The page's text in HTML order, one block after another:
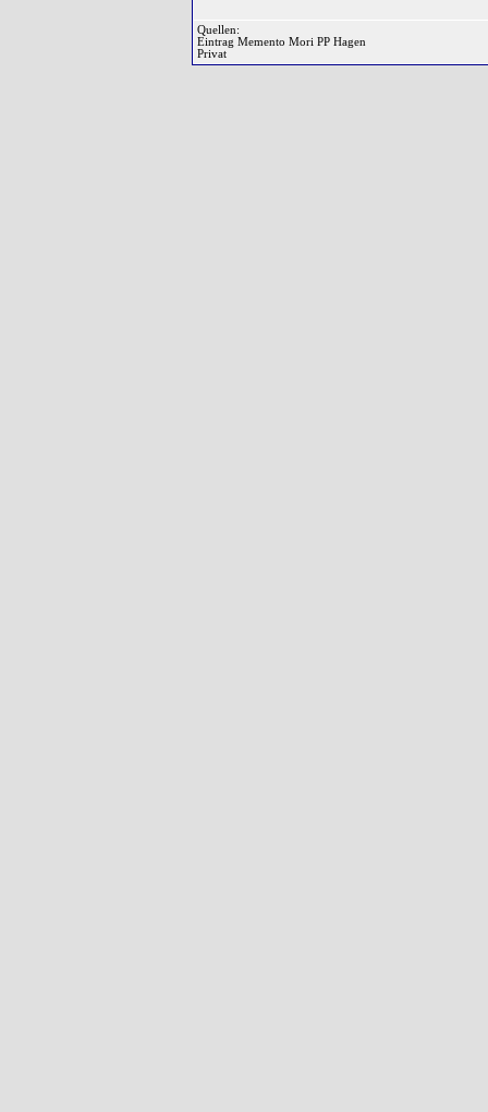
Quellen:
Eintrag Memento Mori PP Hagen
Privat